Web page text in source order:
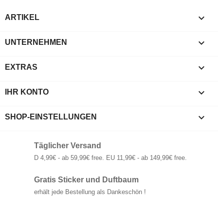
ARTIKEL 
UNTERNEHMEN 
EXTRAS 
IHR KONTO 
SHOP-EINSTELLUNGEN keyboard_arrow_down
Täglicher Versand
D 4,99€ - ab 59,99€ free. EU 11,99€ - ab 149,99€ free.
Gratis Sticker und Duftbaum
erhält jede Bestellung als Dankeschön !